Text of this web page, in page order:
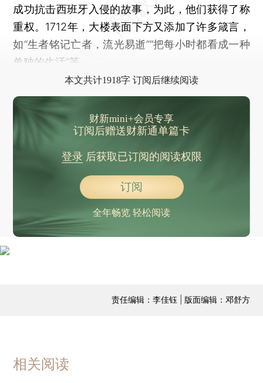
成功抗击西班牙入侵的故事，为此，他们获得了称
重权。1712年，大楼表面下方又添加了许多箴言，
如“生者铭记亡者，流光易逝”“把每小时都看成一种
单独的生活”等。
本文共计1918字 订阅后继续阅读
财新mini+会员专享
订阅后赠送财新通单篇卡
登录后获取已订阅的阅读权限
订阅
全年畅览 轻松阅读
责任编辑：李佳钰 | 版面编辑：邓舒方
相关阅读